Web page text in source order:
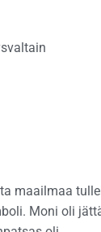
maailmaa
Moni oli